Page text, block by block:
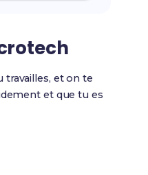
et on te
et que tu es